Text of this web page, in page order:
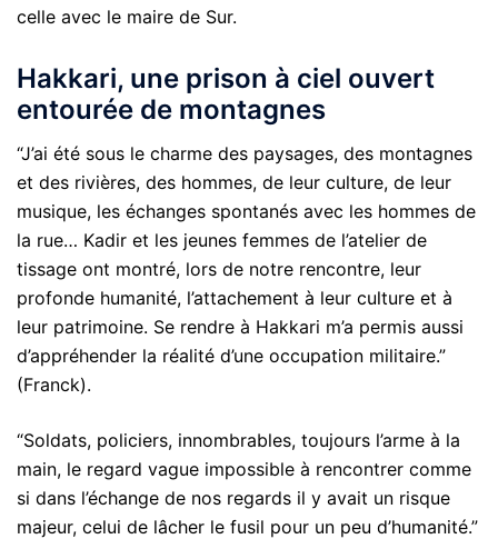
celle avec le maire de Sur.
Hakkari, une prison à ciel ouvert
entourée de montagnes
“J’ai été sous le charme des paysages, des montagnes
et des rivières, des hommes, de leur culture, de leur
musique, les échanges spontanés avec les hommes de
la rue… Kadir et les jeunes femmes de l’atelier de
tissage ont montré, lors de notre rencontre, leur
profonde humanité, l’attachement à leur culture et à
leur patrimoine. Se rendre à Hakkari m’a permis aussi
d’appréhender la réalité d’une occupation militaire.”
(Franck).
“Soldats, policiers, innombrables, toujours l’arme à la
main, le regard vague impossible à rencontrer comme
si dans l’échange de nos regards il y avait un risque
majeur, celui de lâcher le fusil pour un peu d’humanité.”